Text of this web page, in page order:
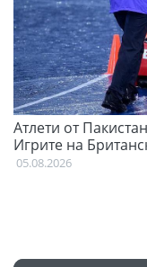
Атлети от
Игрите на
05.08.2026